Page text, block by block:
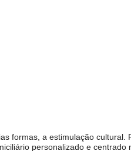
formas, a estimulação cultural.
personalizado e centrado